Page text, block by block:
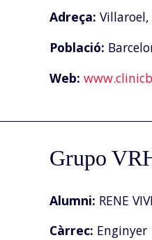
Adreça:
Població:
Web:
Grupo
Alumni: RENE
Càrrec: Enginyer